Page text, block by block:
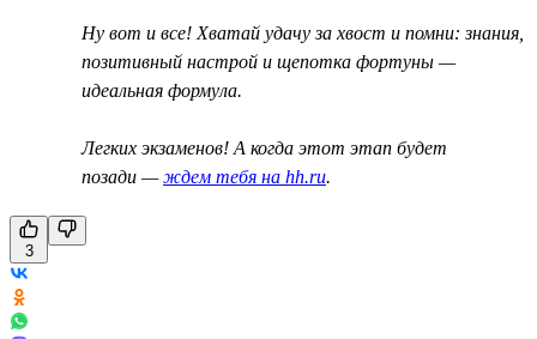
Ну вот и все! Хватай удачу за хвост и помни: знания,
позитивный настрой и щепотка фортуны —
идеальная формула.
Легких экзаменов! А когда этот этап будет
позади —ждем тебя на hh.ru.
3